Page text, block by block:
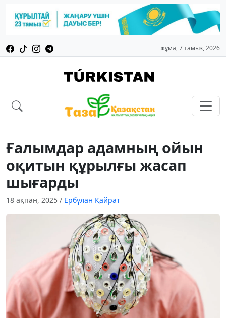
жұма, 7 тамыз, 2026
Ғалымдар адамның ойын
оқитын құрылғы жасап
шығарды
18 ақпан, 2025 / Ербұлан Қайрат